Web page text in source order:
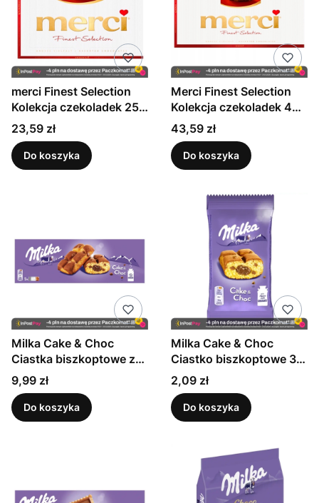
merci Finest Selection
Kolekcja czekoladek 250
g
Cena
23,59 zł
Do koszyka
Merci Finest Selection
Kolekcja czekoladek 400
g
Cena
43,59 zł
Do koszyka
Milka Cake & Choc
Ciastka biszkoptowe z
kawałkami czekolady
mlecznej 175 g (5 x 35 g)
Cena
9,99 zł
Do koszyka
Milka Cake & Choc
Ciastko biszkoptowe 35
g
Cena
2,09 zł
Do koszyka